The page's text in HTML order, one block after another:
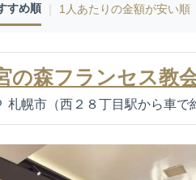
すめ順 1人あたりの金額が安い順
の森フランセス教
札幌市（西２８丁目駅から車で